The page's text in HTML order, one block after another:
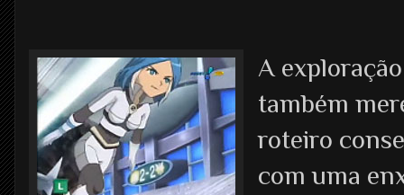
A
também
roteiro
com uma